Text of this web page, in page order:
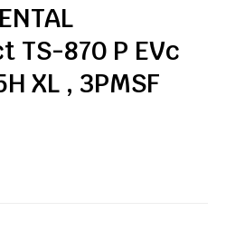
TS-870 P EVc
XL , 3PMSF